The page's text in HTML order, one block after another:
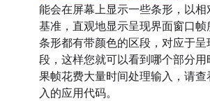
能会在屏幕上显示一些条形，以相
基准，直观地显示呈现界面窗口
条形都有带颜色的区段，对应于
段，这样您就可以看到哪个部分
果帧花费大量时间处理输入，请
入的应用代码。